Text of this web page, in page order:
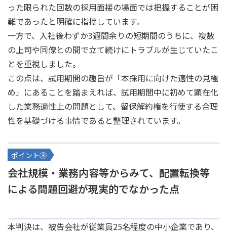
った限られた回数の採用面接の場面では把握することが困
難であったと明確に指摘しています。
一方で、入社後わずか3週間余りの短期間のうちに、複数
の上司や同僚との間で立て続けにトラブルが生じていたこ
とを重視しました。
この点は、試用期間の趣旨が「本採用に向けた適性の見極
め」にあることを踏まえれば、試用期間中に初めて顕在化
した業務適性上の問題として、留保解約権を行使する合理
性を基礎づける事情であると整理されています。
ポイント③
会社規模・業務内容等からみて、配置転換等
による問題回避が現実的でなかった点
本判決は、被告会社が従業員25名程度の中小企業であり、